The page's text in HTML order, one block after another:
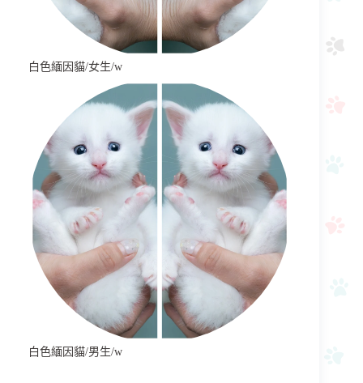
白色緬因貓/女生/w
白色緬因貓/男生/w